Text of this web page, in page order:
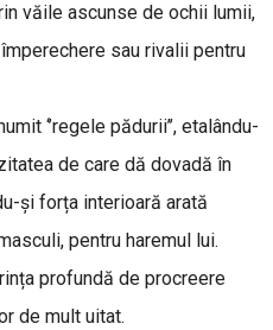
văile ascunse de ochii lumii,
sau rivalii pentru
‘’regele pădurii’’, etalându-
de care dă dovadă în
și forța interioară arată
pentru haremul lui.
profundă de procreere
de mult uitat.